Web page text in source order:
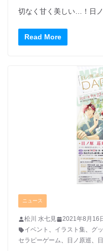
切なく甘く美しい…！日
Read More
ニュース
松川 水七見 2021年8月16
イベント 、 イラスト集、 グ
セラピーゲーム、 日ノ原巡、